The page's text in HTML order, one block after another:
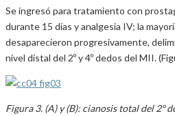
Se ingresó para tratamiento con
durante 15 días y analgesia IV; la
desaparecieron progresivamente,
nivel distal del 2º y 4º dedos del MII.
Figura 3. (A) y (B): cianosis total del 2º